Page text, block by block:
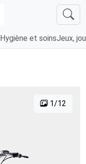
Hygiène et soinsJeux,
1/12